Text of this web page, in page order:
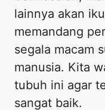
lainnya akan
memandang
segala macam
manusia. Kita
tubuh ini agar
sangat baik.